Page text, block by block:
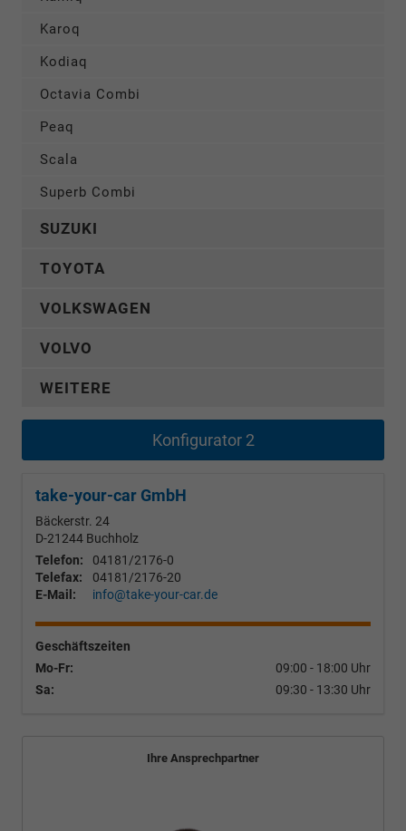
Karoq
Kodiaq
Octavia Combi
Peaq
Scala
Superb Combi
SUZUKI
TOYOTA
VOLKSWAGEN
VOLVO
WEITERE
Konfigurator 2
take-your-car GmbH
Bäckerstr. 24
D-21244 Buchholz
Telefon:
04181/2176-0
Telefax:
04181/2176-20
E-Mail:
info@take-your-car.de
Geschäftszeiten
Mo-Fr:
09:00 - 18:00 Uhr
Sa:
09:30 - 13:30 Uhr
Ihre Ansprechpartner